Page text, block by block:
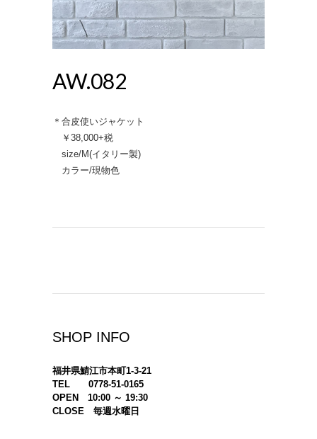
AW.082
＊合皮使いジャケット
￥38,000+税
size/M(イタリー製)
カラー/現物色
SHOP INFO
福井県鯖江市本町1-3-21
TEL 0778-51-0165
OPEN 10:00 ～ 19:30
CLOSE 毎週水曜日